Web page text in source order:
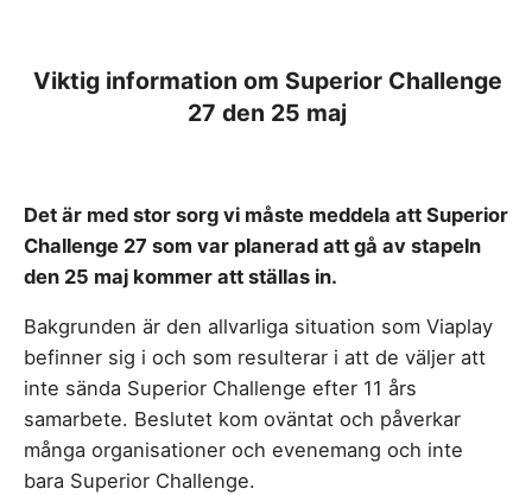
Viktig information om Superior Challenge
27 den 25 maj
Det är med stor sorg vi måste meddela att Superior
Challenge 27 som var planerad att gå av stapeln
den 25 maj kommer att ställas in.
Bakgrunden är den allvarliga situation som Viaplay
befinner sig i och som resulterar i att de väljer att
inte sända Superior Challenge efter 11 års
samarbete. Beslutet kom oväntat och påverkar
många organisationer och evenemang och inte
bara Superior Challenge.